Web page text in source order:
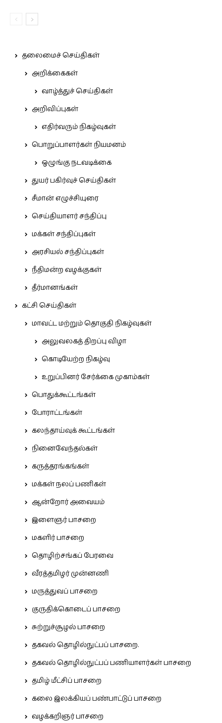
தலைமைச் செய்திகள்
அறிக்கைகள்
வாழ்த்துச் செய்திகள்
அறிவிப்புகள்
எதிர்வரும் நிகழ்வுகள்
பொறுப்பாளர்கள் நியமனம்
ஒழுங்கு நடவடிக்கை
துயர் பகிர்வுச் செய்திகள்
சீமான் எழுச்சியுரை
செய்தியாளர் சந்திப்பு
மக்கள் சந்திப்புகள்
அரசியல் சந்திப்புகள்
நீதிமன்ற வழக்குகள்
தீர்மானங்கள்
கட்சி செய்திகள்
மாவட்ட மற்றும் தொகுதி நிகழ்வுகள்
அலுவலகத் திறப்பு விழா
கொடியேற்ற நிகழ்வு
உறுப்பினர் சேர்க்கை முகாம்கள்
பொதுக்கூட்டங்கள்
போராட்டங்கள்
கலந்தாய்வுக் கூட்டங்கள்
நினைவேந்தல்கள்
கருத்தரங்கங்கள்
மக்கள் நலப் பணிகள்
ஆன்றோர் அவையம்
இளைஞர் பாசறை
மகளிர் பாசறை
தொழிற்சங்கப் பேரவை
வீரத்தமிழர் முன்னணி
மருத்துவப் பாசறை
குருதிக்கொடைப் பாசறை
சுற்றுச்சூழல் பாசறை
தகவல் தொழில்நுட்பப் பாசறை.
தகவல் தொழில்நுட்பப் பணியாளர்கள் பாசறை
தமிழ் மீட்சிப் பாசறை
கலை இலக்கியப் பண்பாட்டுப் பாசறை
வழக்கறிஞர் பாசறை